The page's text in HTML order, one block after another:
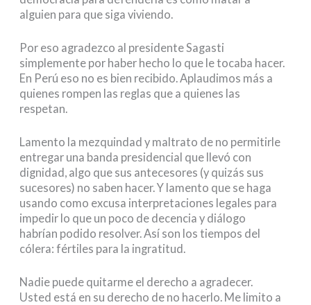
alguien para que siga viviendo.
Por eso agradezco al presidente Sagasti
simplemente por haber hecho lo que le tocaba hacer.
En Perú eso no es bien recibido. Aplaudimos más a
quienes rompen las reglas que a quienes las
respetan.
Lamento la mezquindad y maltrato de no permitirle
entregar una banda presidencial que llevó con
dignidad, algo que sus antecesores (y quizás sus
sucesores) no saben hacer. Y lamento que se haga
usando como excusa interpretaciones legales para
impedir lo que un poco de decencia y diálogo
habrían podido resolver. Así son los tiempos del
cólera: fértiles para la ingratitud.
Nadie puede quitarme el derecho a agradecer.
Usted está en su derecho de no hacerlo. Me limito a